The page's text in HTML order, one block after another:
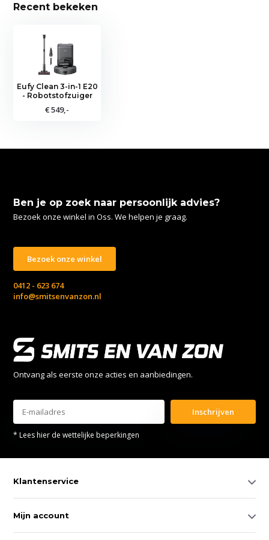
Recent bekeken
Eufy Clean 3-in-1 E20
- Robotstofzuiger
€ 549,-
Ben je op zoek naar persoonlijk advies?
Bezoek onze winkel in Oss. We helpen je graag.
Bezoek onze winkel
0412 - 623 674
info@smitsenvanzon.nl
Ontvang als eerste onze acties en aanbiedingen.
Inschrijven
* Lees hier de wettelijke beperkingen
Klantenservice
Mijn account